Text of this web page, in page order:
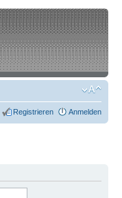
Registrieren Anmelden